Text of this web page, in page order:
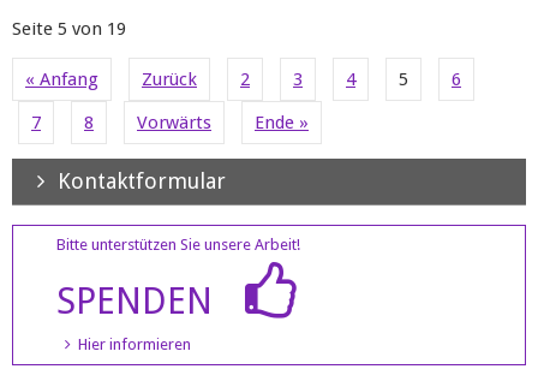
Seite 5 von 19
« Anfang Zurück 2 3 4 5
6
7
8 Vorwärts Ende »
Kontaktformular
Bitte unterstützen Sie unsere Arbeit!
SPENDEN
Hier informieren